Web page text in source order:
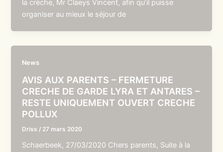
la crèche, Mr Claeys Vincent, afin qu’il puisse
organiser au mieux le séjour de
News
AVIS AUX PARENTS – FERMETURE
CRECHE DE GARDE LYRA ET ANTARES –
RESTE UNIQUEMENT OUVERT CRECHE
POLLUX
Driss / 27 mars 2020
Schaerbeek, 27/03/2020 Chers parents, Suite à la